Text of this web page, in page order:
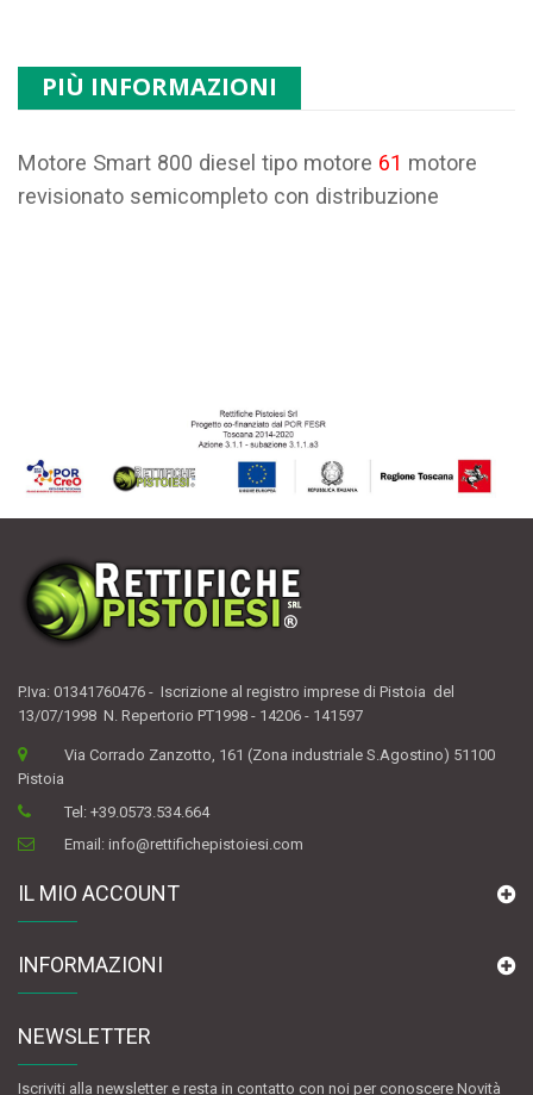
PIÙ INFORMAZIONI
Motore Smart 800 diesel tipo motore 61 motore
revisionato semicompleto con distribuzione
P.Iva: 01341760476 - Iscrizione al registro imprese di Pistoia del
13/07/1998 N. Repertorio PT1998 - 14206 - 141597
Via Corrado Zanzotto, 161 (Zona industriale S.Agostino) 51100
Pistoia
Tel:+39.0573.534.664
Email:info@rettifichepistoiesi.com
IL MIO ACCOUNT
INFORMAZIONI
NEWSLETTER
Iscriviti alla newsletter e resta in contatto con noi per conoscere Novità